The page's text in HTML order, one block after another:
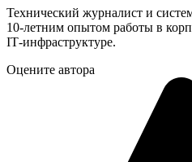
Технический журналист и
10‑летним опытом работы в
IT‑инфраструктуре.
Оцените автора